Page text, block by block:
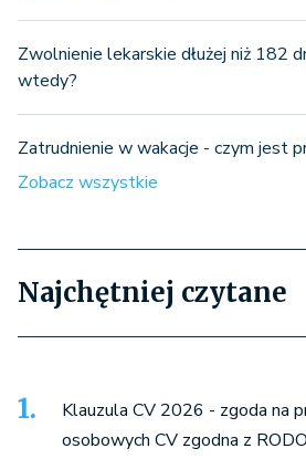
Zwolnienie lekarskie dłużej niż 182
wtedy?
Zatrudnienie w wakacje - czym jest
Zobacz wszystkie
Najchętniej czytane
Klauzula CV 2026 - zgoda na
osobowych CV zgodna z RODO